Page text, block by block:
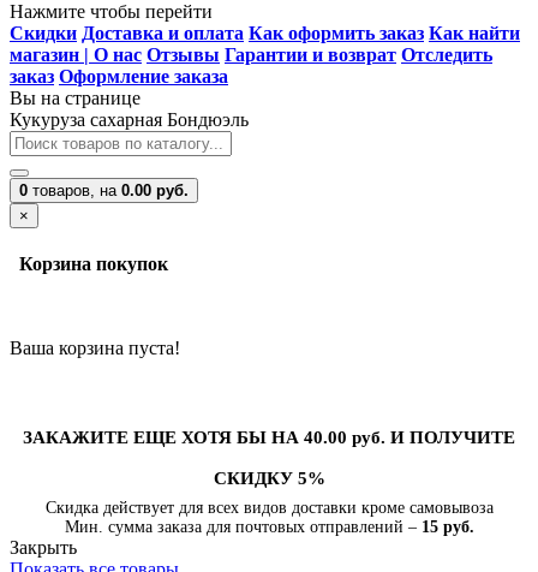
Нажмите чтобы перейти
Скидки Доставка и оплата Как оформить заказ Как найти
магазин | О нас Отзывы Гарантии и возврат Отследить
заказ Оформление заказа
Вы на странице
Кукуруза сахарная Бондюэль
0 товаров, на 0.00 руб.
×
Корзина покупок
Ваша корзина пуста!
ЗАКАЖИТЕ ЕЩЕ ХОТЯ БЫ НА 40.00 руб. И ПОЛУЧИТЕ
СКИДКУ 5%
Скидка действует для всех видов доставки кроме самовывоза
Мин. сумма заказа для почтовых отправлений – 15 руб.
Закрыть